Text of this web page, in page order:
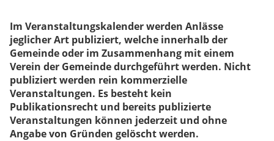
Im Veranstaltungskalender werden Anlässe
jeglicher Art publiziert, welche innerhalb der
Gemeinde oder im Zusammenhang mit einem
Verein der Gemeinde durchgeführt werden. Nicht
publiziert werden rein kommerzielle
Veranstaltungen. Es besteht kein
Publikationsrecht und bereits publizierte
Veranstaltungen können jederzeit und ohne
Angabe von Gründen gelöscht werden.